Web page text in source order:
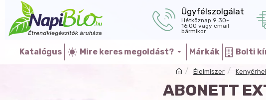
Ügyfélszolgálat
Hétköznap 9:30-
16:00 vagy email
bármikor
Katalógus Mire keres megoldást? Márkák Bolti
Élelmiszer
ABONETT